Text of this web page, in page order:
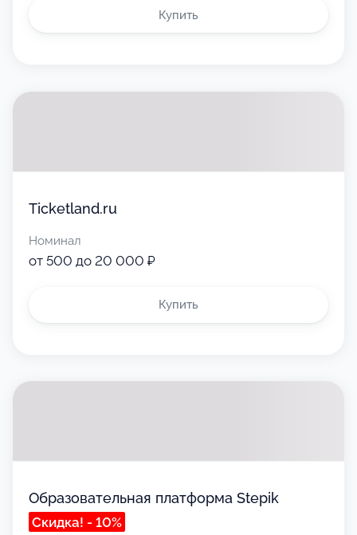
Купить
Ticketland.ru
Номинал
от 500 до 20 000 ₽
Купить
Образовательная платформа Stepik
Скидка! - 10%